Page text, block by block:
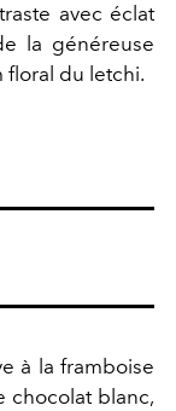
avec éclat
la généreuse
floral du letchi.
à la framboise
chocolat blanc,